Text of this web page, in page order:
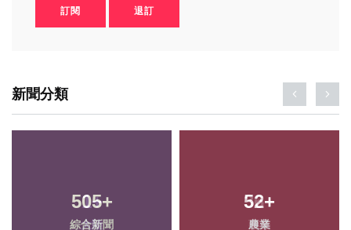
訂閱 退訂
新聞分類
505+
綜合新聞
52+
農業